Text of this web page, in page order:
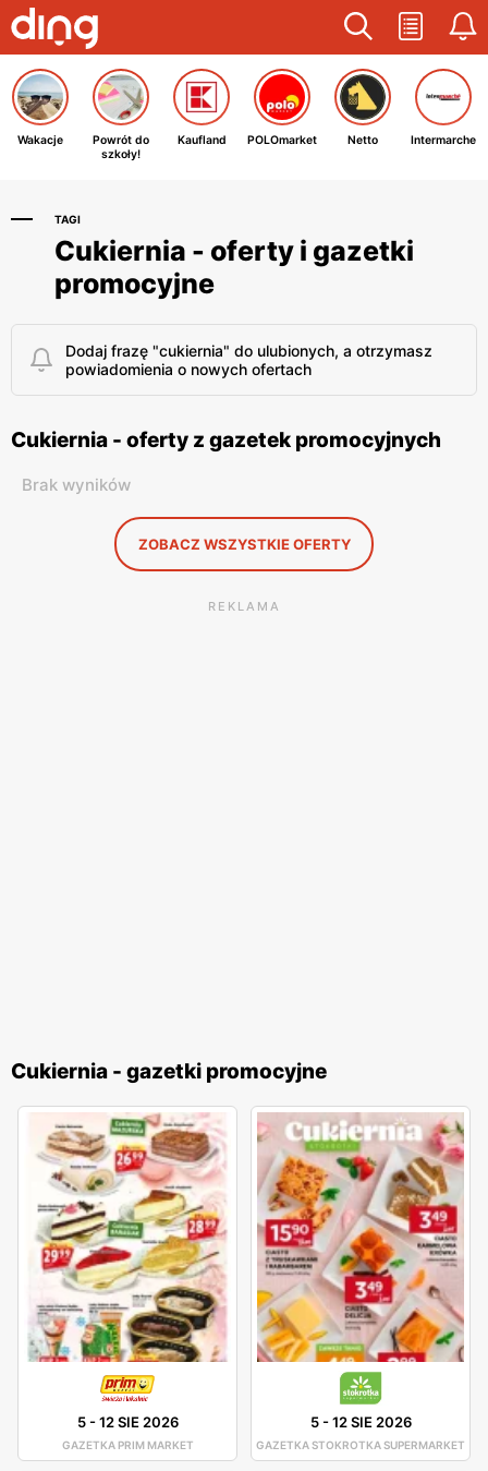
Wakacje
Powrót do
szkoły!
Kaufland POLOmarket Netto Intermarche
TAGI
Cukiernia - oferty i gazetki
promocyjne
Dodaj frazę "cukiernia" do ulubionych, a otrzymasz
powiadomienia o nowych ofertach
Cukiernia - oferty z gazetek promocyjnych
Brak wyników
ZOBACZ WSZYSTKIE OFERTY
REKLAMA
Cukiernia - gazetki promocyjne
5-12 SIE 2026
GAZETKA PRIM MARKET
5-12 SIE 2026
GAZETKA STOKROTKA SUPERMARKET